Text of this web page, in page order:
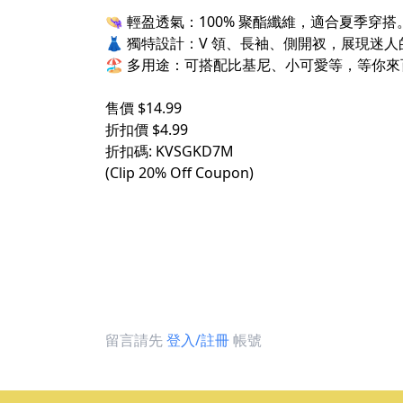
👒 輕盈透氣：100% 聚酯纖維，適合夏季穿搭。
👗 獨特設計：V 領、長袖、側開衩，展現迷人
🏖️ 多用途：可搭配比基尼、小可愛等，等你來
售價 $14.99
折扣價 $4.99
折扣碼: KVSGKD7M
(Clip 20% Off Coupon)
留言請先登入/註冊帳號